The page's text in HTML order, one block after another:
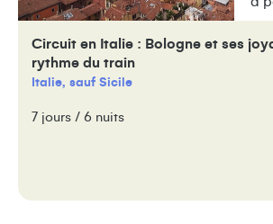
Circuit en Italie : Bologne et ses
rythme du train
Italie, sauf Sicile
7 jours / 6 nuits